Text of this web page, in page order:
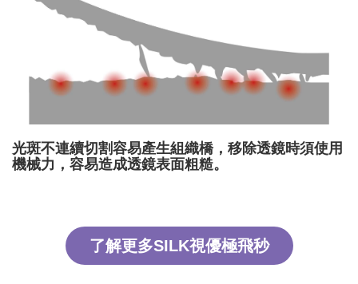
光斑不連續切割容易產生組織橋，移除透鏡時須使用
機械力，容易造成透鏡表面粗糙。
了解更多SILK視優極飛秒